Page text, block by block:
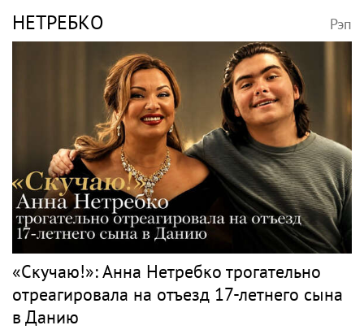
НЕТРЕБКО Рэп
«Скучаю!»: Анна Нетребко трогательно
отреагировала на отъезд 17-летнего сына
в Данию